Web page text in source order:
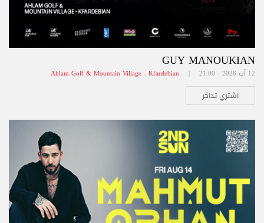
GUY MANOUKIAN
12 آب 2026 - 21:00 | Ahlam Golf & Mountain Village - Kfardebian
اشتري تذاكر